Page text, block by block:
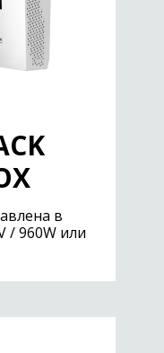
в
/ 960W или